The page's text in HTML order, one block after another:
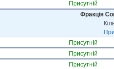
Присутній
Фракція
Присутній
Присутній
Присутній